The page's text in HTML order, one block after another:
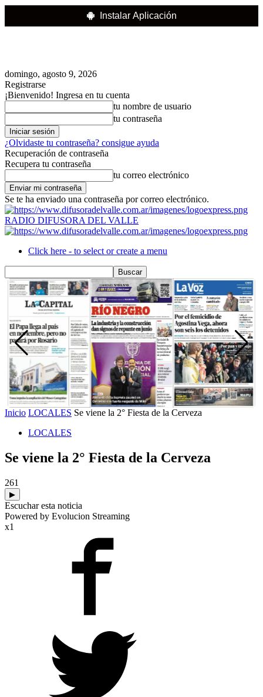
Instalar Aplicación
domingo, agosto 9, 2026
Registrarse
¡Bienvenido! Ingresa en tu cuenta
tu nombre de usuario
tu contraseña
¿Olvidaste tu contraseña? consigue ayuda
Recuperación de contraseña
Recupera tu contraseña
tu correo electrónico
Se te ha enviado una contraseña por correo electrónico.
RADIO DIFUSORA DEL VALLE
Click here - to select or create a menu
Inicio LOCALES Se viene la 2° Fiesta de la Cerveza
LOCALES
Se viene la 2° Fiesta de la Cerveza
261
▶
Escuchar esta noticia
Powered by Evolucion Streaming
x1